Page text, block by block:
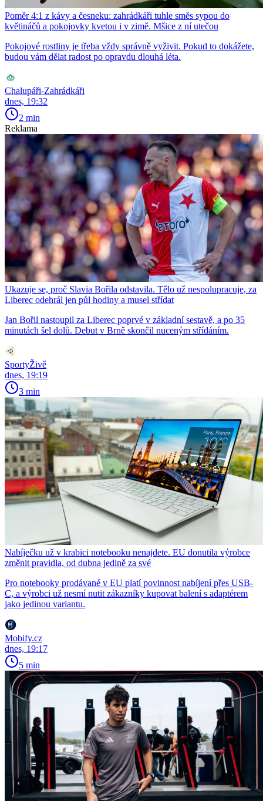
Poměr 4:1 z kávy a česneku: zahrádkáři tuhle směs sypou do
květináčů a pokojovky kvetou i v zimě. Mšice z ní utečou
Pokojové rostliny je třeba vždy správně vyživit. Pokud to dokážete,
budou vám dělat radost po opravdu dlouhá léta.
Chalupáři-Zahrádkáři
dnes, 19:32
2 min
Reklama
Ukazuje se, proč Slavia Bořila odstavila. Tělo už nespolupracuje, za
Liberec odehrál jen půl hodiny a musel střídat
Jan Bořil nastoupil za Liberec poprvé v základní sestavě, a po 35
minutách šel dolů. Debut v Brně skončil nuceným střídáním.
SportyŽivě
dnes, 19:19
3 min
Nabíječku už v krabici notebooku nenajdete. EU donutila výrobce
změnit pravidla, od dubna jedině za své
Pro notebooky prodávané v EU platí povinnost nabíjení přes USB-
C, a výrobci už nesmí nutit zákazníky kupovat balení s adaptérem
jako jedinou variantu.
Mobify.cz
dnes, 19:17
5 min